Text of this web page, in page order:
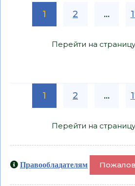
1 2 ...
Перейти на
1 2 ...
Перейти на
Правообладателям